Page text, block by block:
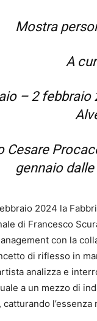
Mostra
A
– 2 febbraio
Cesare
gennaio
2024 la
di Francesco
con la
di riflesso in
analizza e
a un mezzo di